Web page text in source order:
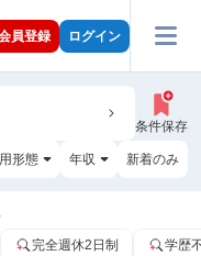
員登録 ログイン
条件保存
形態 年収 新着のみ
完全週休2日制 学歴